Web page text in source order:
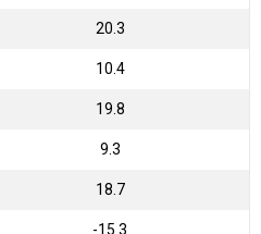
20.3
10.4
19.8
9.3
18.7
-15.3